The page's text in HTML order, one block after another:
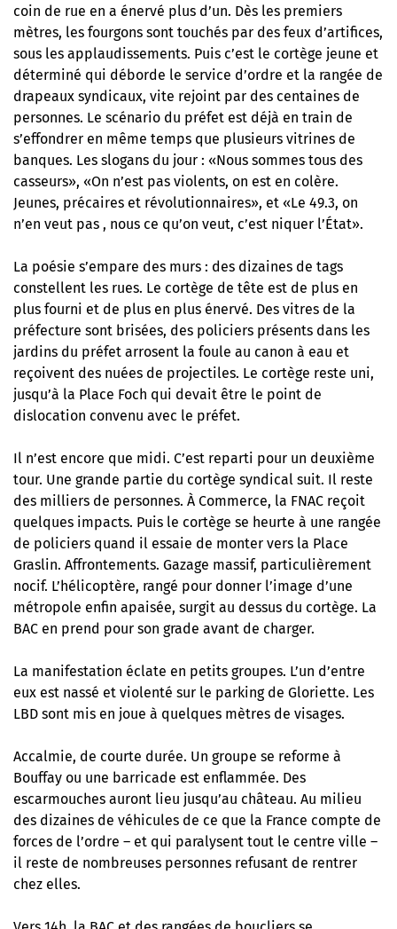
coin de rue en a énervé plus d’un. Dès les premiers
mètres, les fourgons sont touchés par des feux d’artifices,
sous les applaudissements. Puis c’est le cortège jeune et
déterminé qui déborde le service d’ordre et la rangée de
drapeaux syndicaux, vite rejoint par des centaines de
personnes. Le scénario du préfet est déjà en train de
s’effondrer en même temps que plusieurs vitrines de
banques. Les slogans du jour : «Nous sommes tous des
casseurs», «On n’est pas violents, on est en colère.
Jeunes, précaires et révolutionnaires», et «Le 49.3, on
n’en veut pas , nous ce qu’on veut, c’est niquer l’État».
La poésie s’empare des murs : des dizaines de tags
constellent les rues. Le cortège de tête est de plus en
plus fourni et de plus en plus énervé. Des vitres de la
préfecture sont brisées, des policiers présents dans les
jardins du préfet arrosent la foule au canon à eau et
reçoivent des nuées de projectiles. Le cortège reste uni,
jusqu’à la Place Foch qui devait être le point de
dislocation convenu avec le préfet.
Il n’est encore que midi. C’est reparti pour un deuxième
tour. Une grande partie du cortège syndical suit. Il reste
des milliers de personnes. À Commerce, la FNAC reçoit
quelques impacts. Puis le cortège se heurte à une rangée
de policiers quand il essaie de monter vers la Place
Graslin. Affrontements. Gazage massif, particulièrement
nocif. L’hélicoptère, rangé pour donner l’image d’une
métropole enfin apaisée, surgit au dessus du cortège. La
BAC en prend pour son grade avant de charger.
La manifestation éclate en petits groupes. L’un d’entre
eux est nassé et violenté sur le parking de Gloriette. Les
LBD sont mis en joue à quelques mètres de visages.
Accalmie, de courte durée. Un groupe se reforme à
Bouffay ou une barricade est enflammée. Des
escarmouches auront lieu jusqu’au château. Au milieu
des dizaines de véhicules de ce que la France compte de
forces de l’ordre – et qui paralysent tout le centre ville –
il reste de nombreuses personnes refusant de rentrer
chez elles.